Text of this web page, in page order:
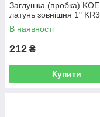
Заглушка (пробка)
латунь зовнішня 1"
В наявності
212 ₴
Купити